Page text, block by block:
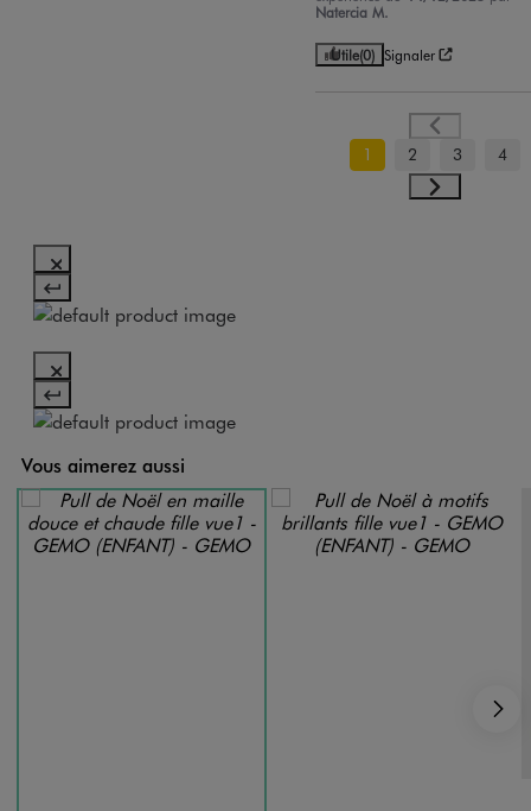
Natercia M.
Utile(0) Signaler
1 2 3 4
Vous aimerez aussi